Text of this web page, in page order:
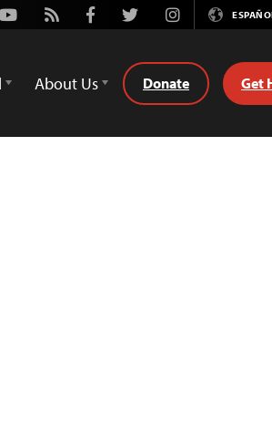
Youtube
Rss FacebookTwitterInstagram
About Us Donate Get